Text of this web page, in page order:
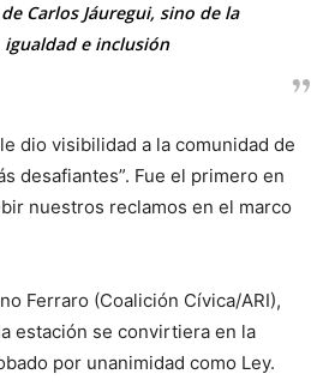
Carlos Jáuregui, sino de la
e inclusión
dio visibilidad a la comunidad de
desafiantes”. Fue el primero en
nuestros reclamos en el marco
Ferraro (Coalición Cívica/ARI),
estación se convirtiera en la
por unanimidad como Ley.